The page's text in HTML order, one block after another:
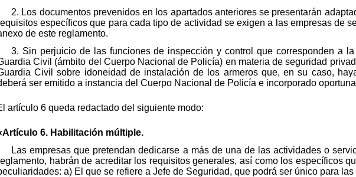
2. Los documentos prevenidos en los apartados anteriores se presentarán
específicos que para cada tipo de actividad se exigen a las empresas de
de este reglamento.
3. Sin perjuicio de las funciones de inspección y control que corresponden a
Civil (ámbito del Cuerpo Nacional de Policía) en materia de seguridad
Civil sobre idoneidad de instalación de los armeros que, en su caso,
ser emitido a instancia del Cuerpo Nacional de Policía e incorporado
artículo 6 queda redactado del siguiente modo:
6. Habilitación múltiple.
Las empresas que pretendan dedicarse a más de una de las actividades o
habrán de acreditar los requisitos generales, así como los específicos
a) El que se refiere a Jefe de Seguridad, que podrá ser único para